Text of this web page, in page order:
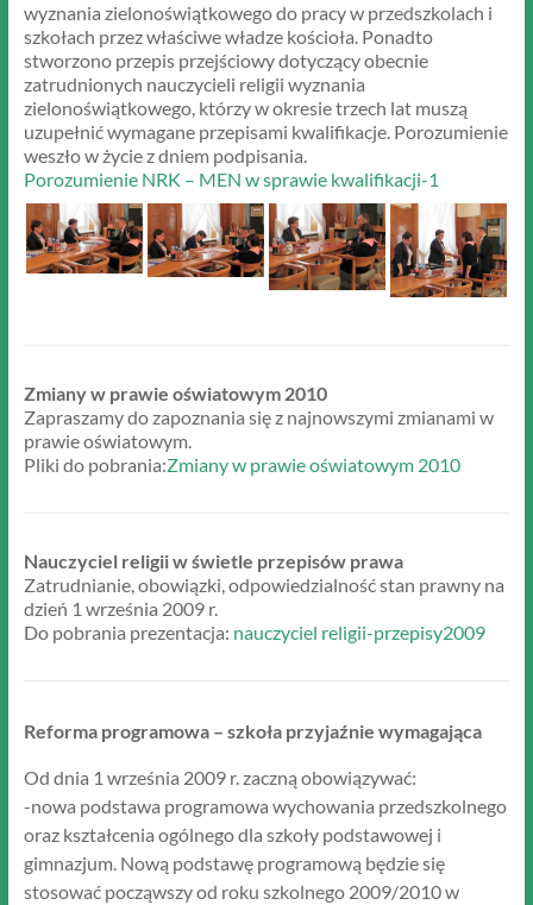
wyznania zielonoświątkowego do pracy w przedszkolach i
szkołach przez właściwe władze kościoła. Ponadto
stworzono przepis przejściowy dotyczący obecnie
zatrudnionych nauczycieli religii wyznania
zielonoświątkowego, którzy w okresie trzech lat muszą
uzupełnić wymagane przepisami kwalifikacje. Porozumienie
weszło w życie z dniem podpisania.
Porozumienie NRK – MEN w sprawie kwalifikacji-1
Zmiany w prawie oświatowym 2010
Zapraszamy do zapoznania się z najnowszymi zmianami w
prawie oświatowym.
Pliki do pobrania:Zmiany w prawie oświatowym 2010
Nauczyciel religii w świetle przepisów prawa
Zatrudnianie, obowiązki, odpowiedzialność stan prawny na
dzień 1 września 2009 r.
Do pobrania prezentacja: nauczyciel religii-przepisy2009
Reforma programowa – szkoła przyjaźnie wymagająca
Od dnia 1 września 2009 r. zaczną obowiązywać:
-nowa podstawa programowa wychowania przedszkolnego
oraz kształcenia ogólnego dla szkoły podstawowej i
gimnazjum. Nową podstawę programową będzie się
stosować począwszy od roku szkolnego 2009/2010 w